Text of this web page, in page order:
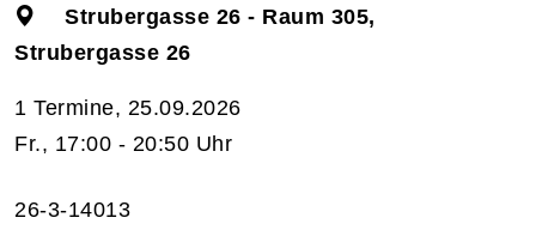
Strubergasse 26 - Raum 305,
Strubergasse 26
1 Termine, 25.09.2026
Fr., 17:00 - 20:50 Uhr
26-3-14013